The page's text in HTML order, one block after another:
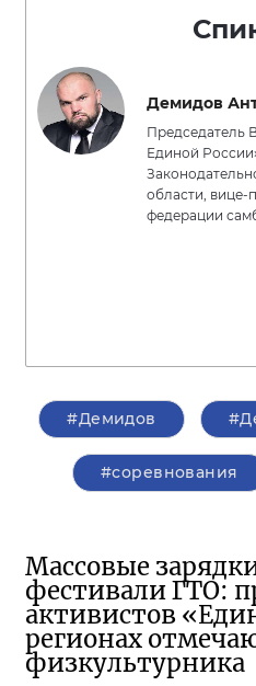
Демидов
Председатель
Единой
области, вице-
федерации
#Демидов
#соревнования
Массовые
фестивали ГТО:
активистов
регионах
физкультурника